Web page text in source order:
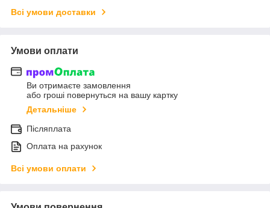
Всі умови доставки
Умови оплати
Ви отримаєте замовлення
або гроші повернуться на вашу картку
Детальніше
Післяплата
Оплата на рахунок
Всі умови оплати